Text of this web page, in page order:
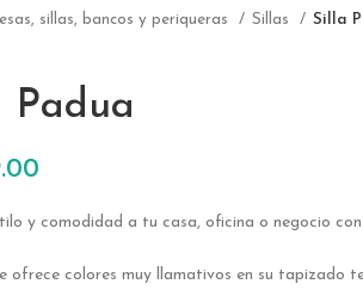
sillas, bancos y periqueras Sillas Silla
Padua
y comodidad a tu casa, oficina o negocio
ofrece colores muy llamativos en su tapizado